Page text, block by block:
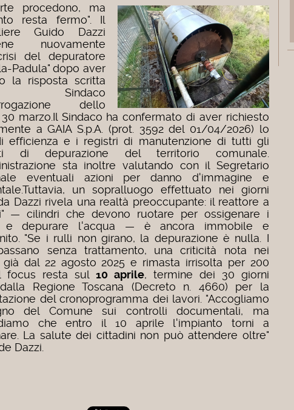
procedono, ma
resta fermo". Il
Guido Dazzi
nuovamente
del depuratore
Padula" dopo aver
la risposta scritta
Sindaco
dello
marzo.Il Sindaco ha confermato di aver richiesto
a GAIA S.p.A. (prot. 3592 del 01/04/2026) lo
efficienza e i registri di manutenzione di tutti gli
di depurazione del territorio comunale.
sta inoltre valutando con il Segretario
eventuali azioni per danno d'immagine e
un sopralluogo effettuato nei giorni
Dazzi rivela una realtà preoccupante: il reattore a
— cilindri che devono ruotare per ossigenare i
e depurare l'acqua — è ancora immobile e
"Se i rulli non girano, la depurazione è nulla. I
senza trattamento, una criticità nota nei
già dal 22 agosto 2025 e rimasta irrisolta per 200
focus resta sul10 aprile, termine dei 30 giorni
Regione Toscana (Decreto n. 4660) per la
del cronoprogramma dei lavori. "Accogliamo
del Comune sui controlli documentali, ma
che entro il 10 aprile l'impianto torni a
La salute dei cittadini non può attendere oltre"
Dazzi.